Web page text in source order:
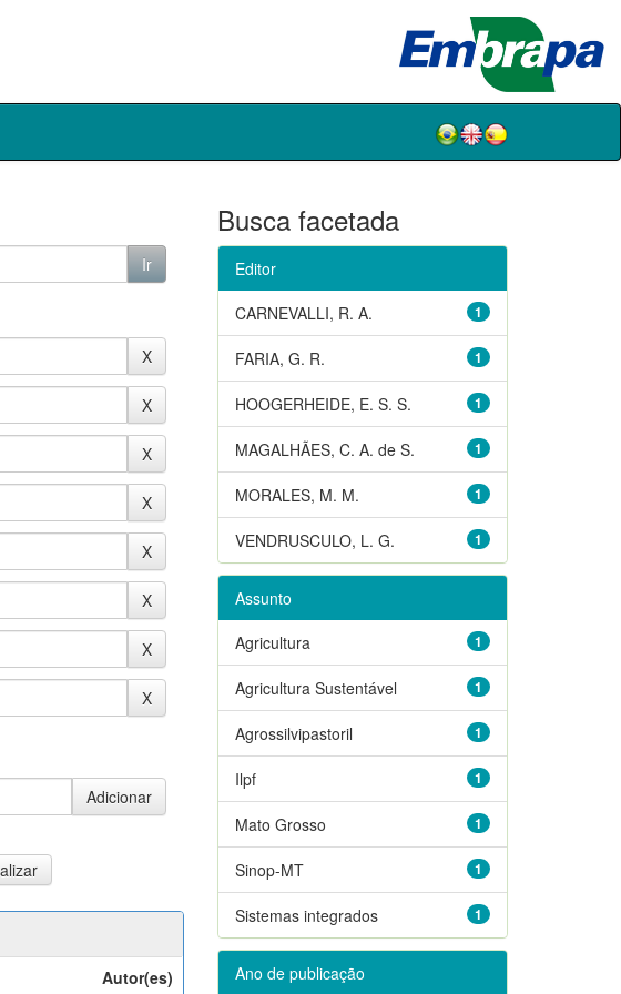
Autor(es)
Busca facetada
Editor
1
CARNEVALLI, R. A.
1
FARIA, G. R.
1
HOOGERHEIDE, E. S. S.
1
MAGALHÃES, C. A. de S.
1
MORALES, M. M.
1
VENDRUSCULO, L. G.
Assunto
1
Agricultura
1
Agricultura Sustentável
1
Agrossilvipastoril
1
Ilpf
1
Mato Grosso
1
Sinop-MT
1
Sistemas integrados
Ano de publicação